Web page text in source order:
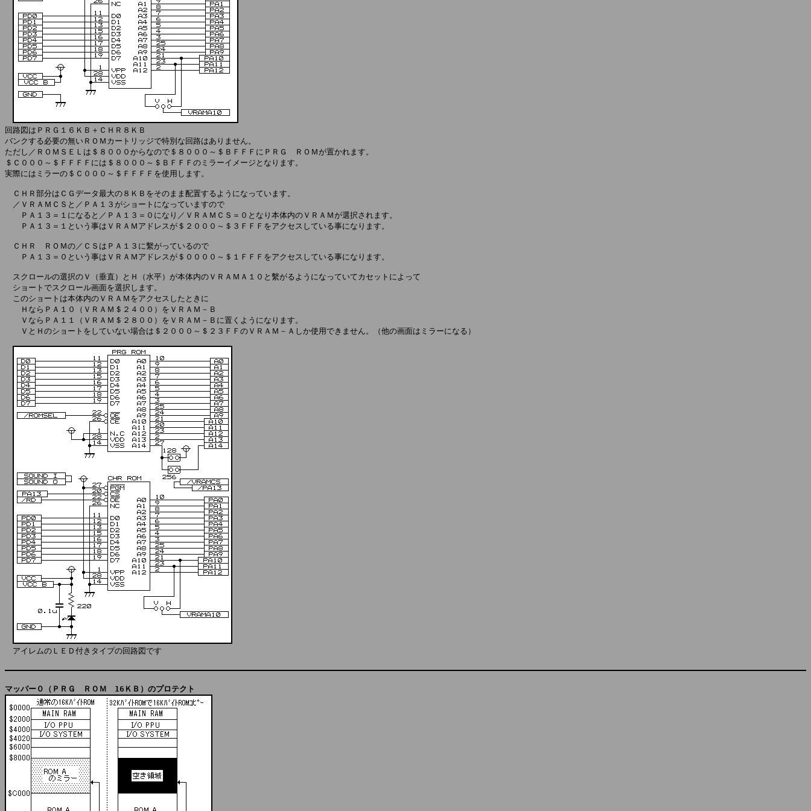
回路図はＰＲＧ１６ＫＢ＋ＣＨＲ８ＫＢ
バンクする必要の無いＲＯＭカートリッジで特別な回路はありません。
ただし／ＲＯＭＳＥＬは＄８０００からなので＄８０００～＄ＢＦＦＦにＰＲＧ　ＲＯＭが置かれます。
＄Ｃ０００～＄ＦＦＦＦには＄８０００～＄ＢＦＦＦのミラーイメージとなります。
実際にはミラーの＄Ｃ０００～＄ＦＦＦＦを使用します。
ＣＨＲ部分はＣＧデータ最大の８ＫＢをそのまま配置するようになっています。
／ＶＲＡＭＣＳと／ＰＡ１３がショートになっていますので
ＰＡ１３＝１になると／ＰＡ１３＝０になり／ＶＲＡＭＣＳ＝０となり本体内のＶＲＡＭが選択されます。
ＰＡ１３＝１という事はＶＲＡＭアドレスが＄２０００～＄３ＦＦＦをアクセスしている事になります。
ＣＨＲ　ＲＯＭの／ＣＳはＰＡ１３に繫がっているので
ＰＡ１３＝０という事はＶＲＡＭアドレスが＄００００～＄１ＦＦＦをアクセスしている事になります。
スクロールの選択のＶ（垂直）とＨ（水平）が本体内のＶＲＡＭＡ１０と繫がるようになっていてカセットによって
ショートでスクロール画面を選択します。
このショートは本体内のＶＲＡＭをアクセスしたときに
ＨならＰＡ１０（ＶＲＡＭ＄２４００）をＶＲＡＭ－Ｂ
ＶならＰＡ１１（ＶＲＡＭ＄２８００）をＶＲＡＭ－Ｂに置くようになります。
ＶとＨのショートをしていない場合は＄２０００～＄２３ＦＦのＶＲＡＭ－Ａしか使用できません。（他の画面はミラーになる）
アイレムのＬＥＤ付きタイプの回路図です
マッパー０（ＰＲＧ　ＲＯＭ　16ＫＢ）のプロテクト